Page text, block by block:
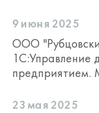
9 июня 2025
ООО
1С:Управление
предприятием.
23 мая 2025